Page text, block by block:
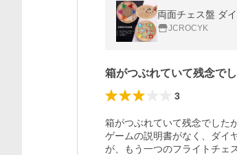
JCROCYK
箱がつぶれていて残念で
3
箱がつぶれていて残念でした
ゲームの説明書がなく、ダイ
が、もう一つのフライトチェ